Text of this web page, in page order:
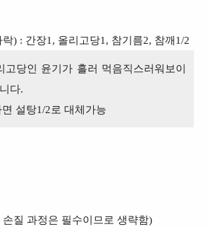
) : 간장1, 올리고당1, 참기름2, 참깨1/2
고당인 윤기가 흘러 먹음직스러워보이
다.
설탕1/2로 대체가능
질 과정은 필수이므로 생략함)